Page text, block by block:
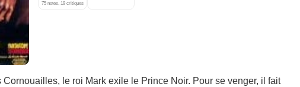
75 notes, 19 critiques
Cornouailles, le roi Mark exile le Prince Noir. Pour se venger, il fait